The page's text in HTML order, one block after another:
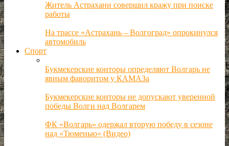
Житель Астрахани совершил кражу при поиске
работы
На трассе «Астрахань – Волгоград» опрокинулся
автомобиль
Спорт
Букмекерские конторы определяют Волгарь не
явным фаворитом у КАМАЗа
Букмекерские конторы не допускают уверенной
победы Волги над Волгарем
ФК «Волгарь» одержал вторую победу в сезоне
над «Тюменью» (Видео)